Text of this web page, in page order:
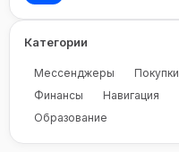
Категории
Мессенджеры Покупки
Финансы
Навигация
Образование